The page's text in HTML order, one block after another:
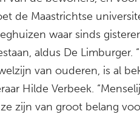
de Maastrichtse
waar sinds
aldus De Limburger.
van ouderen, is al
Hilde Verbeek.
zijn van groot belang